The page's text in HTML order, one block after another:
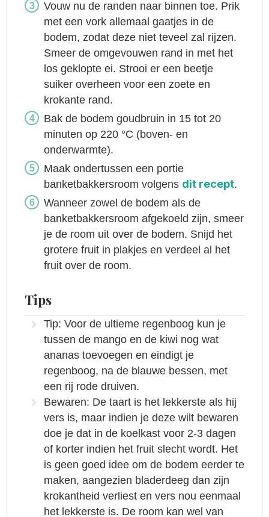
Vouw nu de randen naar binnen toe. Prik
met een vork allemaal gaatjes in de
bodem, zodat deze niet teveel zal rijzen.
Smeer de omgevouwen rand in met het
los geklopte ei. Strooi er een beetje
suiker overheen voor een zoete en
krokante rand.
Bak de bodem goudbruin in 15 tot 20
minuten op 220 °C (boven- en
onderwarmte).
Maak ondertussen een portie
banketbakkersroom volgens dit recept.
Wanneer zowel de bodem als de
banketbakkersroom afgekoeld zijn, smeer
je de room uit over de bodem. Snijd het
grotere fruit in plakjes en verdeel al het
fruit over de room.
Tips
Tip: Voor de ultieme regenboog kun je
tussen de mango en de kiwi nog wat
ananas toevoegen en eindigt je
regenboog, na de blauwe bessen, met
een rij rode druiven.
Bewaren: De taart is het lekkerste als hij
vers is, maar indien je deze wilt bewaren
doe je dat in de koelkast voor 2-3 dagen
of korter indien het fruit slecht wordt. Het
is geen goed idee om de bodem eerder te
maken, aangezien bladerdeeg dan zijn
krokantheid verliest en vers nou eenmaal
het lekkerste is. De room kan wel van